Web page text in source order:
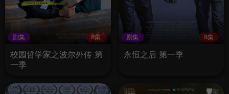
剧集 8集
校园哲学家之波尔外传 第
一季
剧集 8集
永恒之后 第一季